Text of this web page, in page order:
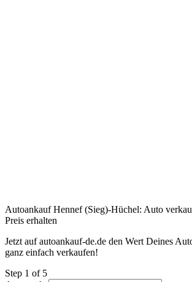
Autoankauf Hennef (Sieg)-Hüchel: Auto
Preis erhalten
Jetzt auf autoankauf-de.de den Wert Deines
ganz einfach verkaufen!
Step 1 of 5